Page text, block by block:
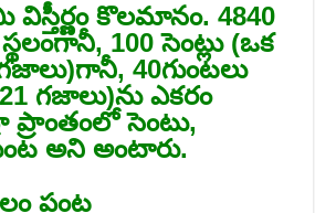
కొలమానం. 4840
100 సెంట్లు (ఒక
40గుంటలు
గజాలు)ను ఎకరం
ప్రాంతంలో సెంటు,
అని అంటారు.
పంట